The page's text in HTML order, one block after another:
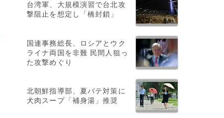
台湾軍、大規模演習で台北攻
撃阻止を想定し「橋封鎖」
国連事務総長、ロシアとウク
ライナ両国を非難 民間人狙っ
た攻撃めぐり
北朝鮮指導部、夏バテ対策に
犬肉スープ「補身湯」推奨